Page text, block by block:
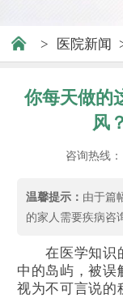
> 医院新闻
你每天做的
风
咨询热线：
温馨提示： 由于篇
的家人需要疾病咨
在医学知识
中的岛屿，被误
视为不可言说的